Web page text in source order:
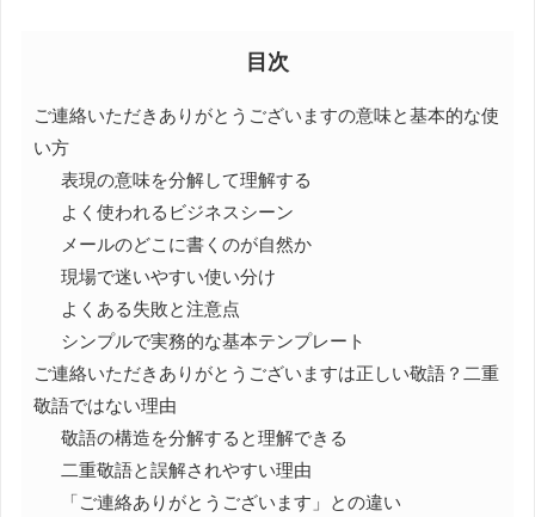
目次
ご連絡いただきありがとうございますの意味と基本的な使
い方
表現の意味を分解して理解する
よく使われるビジネスシーン
メールのどこに書くのが自然か
現場で迷いやすい使い分け
よくある失敗と注意点
シンプルで実務的な基本テンプレート
ご連絡いただきありがとうございますは正しい敬語？二重
敬語ではない理由
敬語の構造を分解すると理解できる
二重敬語と誤解されやすい理由
「ご連絡ありがとうございます」との違い